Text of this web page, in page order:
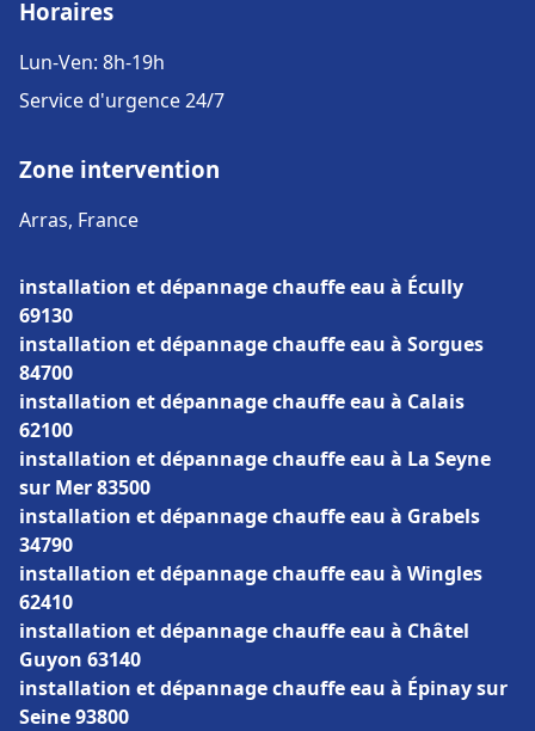
Horaires
Lun-Ven: 8h-19h
Service d'urgence 24/7
Zone intervention
Arras, France
installation et dépannage chauffe eau à Écully
69130
installation et dépannage chauffe eau à Sorgues
84700
installation et dépannage chauffe eau à Calais
62100
installation et dépannage chauffe eau à La Seyne
sur Mer 83500
installation et dépannage chauffe eau à Grabels
34790
installation et dépannage chauffe eau à Wingles
62410
installation et dépannage chauffe eau à Châtel
Guyon 63140
installation et dépannage chauffe eau à Épinay sur
Seine 93800